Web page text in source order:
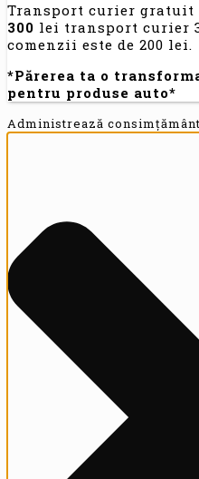
Transport curier gratuit
300 lei transport curier
comenzii este de 200 lei.
*Părerea ta o
pentru produse auto*
Administrează